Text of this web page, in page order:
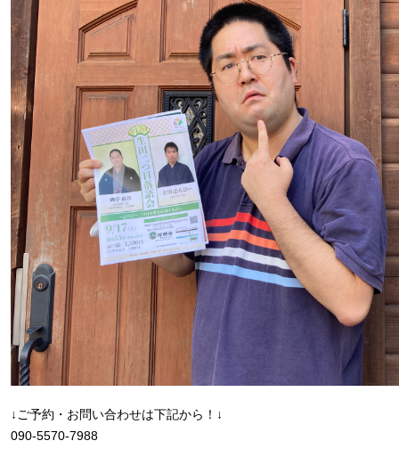
↓ご予約・お問い合わせは下記から！↓
090-5570-7988